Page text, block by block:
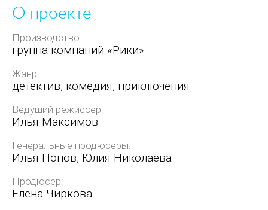
О проекте
Производство:
группа компаний «Рики»
Жанр:
детектив, комедия, приключения
Ведущий режиссер:
Илья Максимов
Генеральные продюсеры:
Илья Попов, Юлия Николаева
Продюсер:
Елена Чиркова